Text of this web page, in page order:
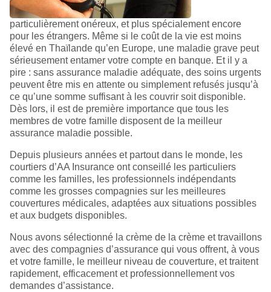
particulièrement onéreux, et plus spécialement encore
pour les étrangers. Même si le coût de la vie est moins
élevé en Thaïlande qu’en Europe, une maladie grave peut
sérieusement entamer votre compte en banque. Et il y a
pire : sans assurance maladie adéquate, des soins urgents
peuvent être mis en attente ou simplement refusés jusqu’à
ce qu’une somme suffisant à les couvrir soit disponible.
Dès lors, il est de première importance que tous les
membres de votre famille disposent de la meilleur
assurance maladie possible.
Depuis plusieurs années et partout dans le monde, les
courtiers d’AA Insurance ont conseillé les particuliers
comme les familles, les professionnels indépendants
comme les grosses compagnies sur les meilleures
couvertures médicales, adaptées aux situations possibles
et aux budgets disponibles.
Nous avons sélectionné la crème de la crème et travaillons
avec des compagnies d’assurance qui vous offrent, à vous
et votre famille, le meilleur niveau de couverture, et traitent
rapidement, efficacement et professionnellement vos
demandes d’assistance.